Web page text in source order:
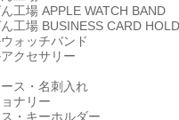
工場 APPLE WATCH BAND
工場 BUSINESS CARD
ォッチバンド
クセサリー
ス・名刺入れ
ナリー
・キーホルダー